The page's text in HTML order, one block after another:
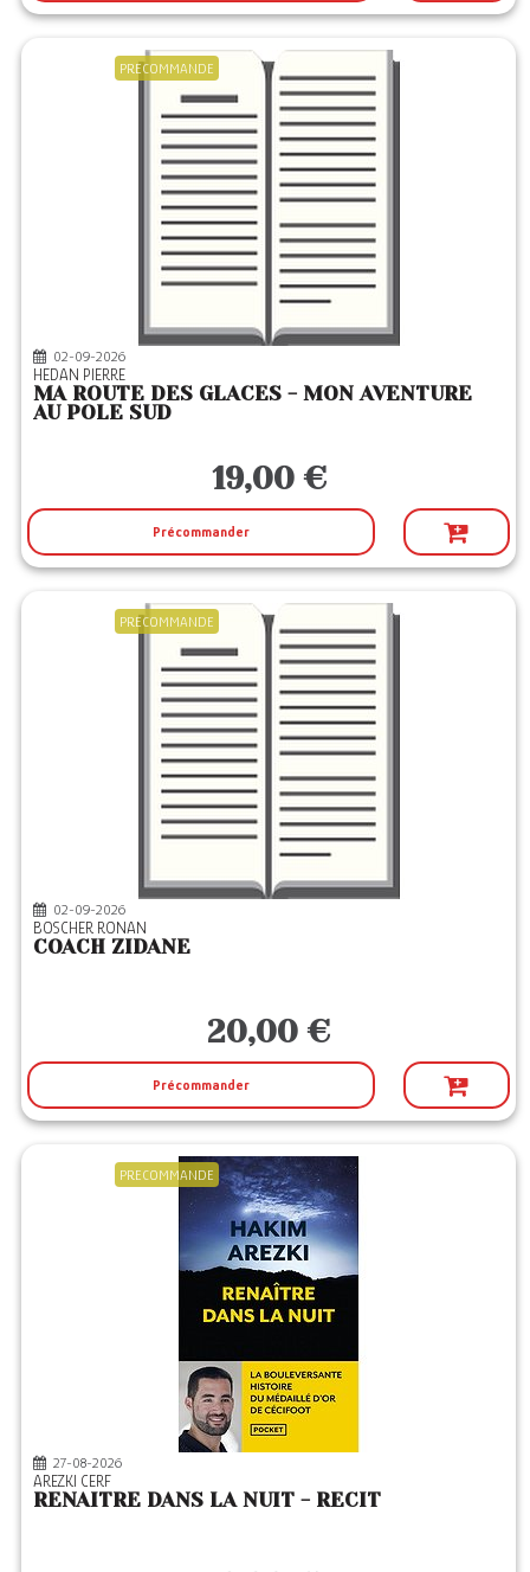
PRECOMMANDE
02-09-2026
HEDAN PIERRE
MA ROUTE DES GLACES - MON AVENTURE
AU POLE SUD
19,00 €
Précommander
PRECOMMANDE
02-09-2026
BOSCHER RONAN
COACH ZIDANE
20,00 €
Précommander
PRECOMMANDE
27-08-2026
AREZKI CERF
RENAITRE DANS LA NUIT - RECIT